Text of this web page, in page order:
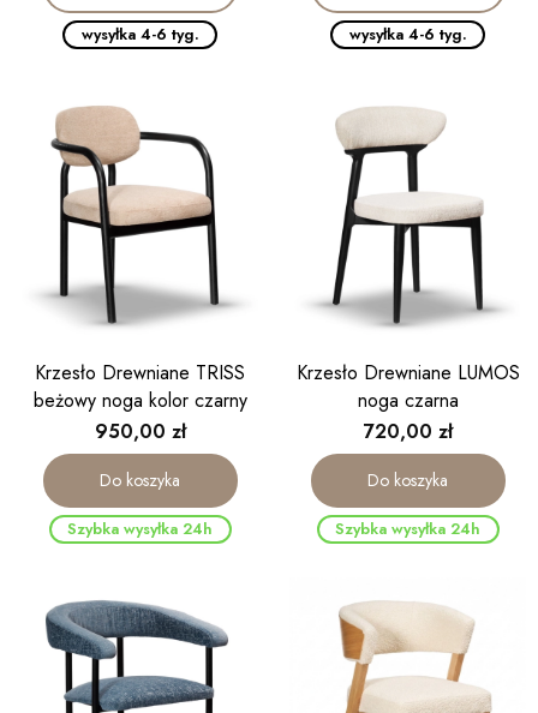
wysyłka 4-6 tyg. wysyłka 4-6 tyg.
Krzesło Drewniane TRISS
beżowy noga kolor czarny
Cena
950,00 zł
Do koszyka
Szybka wysyłka 24h
Krzesło Drewniane LUMOS
noga czarna
Cena
720,00 zł
Do koszyka
Szybka wysyłka 24h